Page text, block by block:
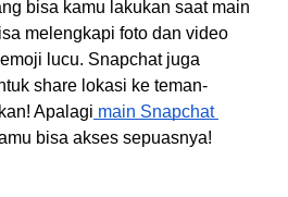
bisa kamu lakukan saat main
melengkapi foto dan video
lucu. Snapchat juga
share lokasi ke teman-
Apalagi main Snapchat
bisa akses sepuasnya!